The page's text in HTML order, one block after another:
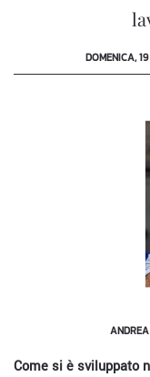
DOMENICA,
Come si è sviluppato